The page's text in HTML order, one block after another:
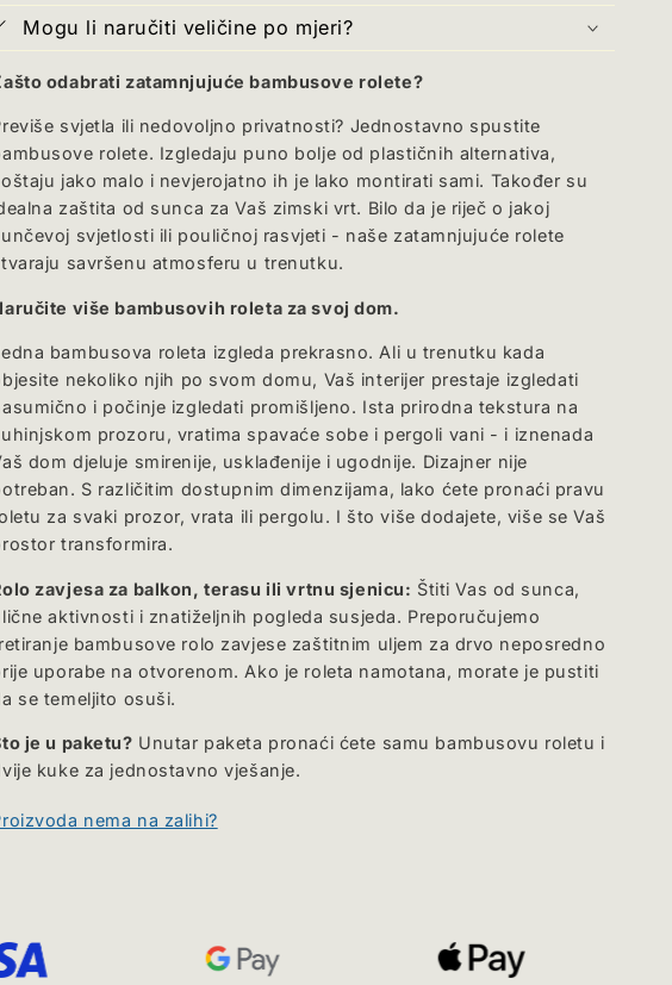
Mogu li naručiti veličine po mjeri?
odabrati zatamnjujuće bambusove rolete?
svjetla ili nedovoljno privatnosti? Jednostavno spustite
rolete. Izgledaju puno bolje od plastičnih alternativa,
jako malo i nevjerojatno ih je lako montirati sami. Također su
zaštita od sunca za Vaš zimski vrt. Bilo da je riječ o jakoj
svjetlosti ili pouličnoj rasvjeti - naše zatamnjujuće rolete
savršenu atmosferu u trenutku.
više bambusovih roleta za svoj dom.
bambusova roleta izgleda prekrasno. Ali u trenutku kada
nekoliko njih po svom domu, Vaš interijer prestaje izgledati
i počinje izgledati promišljeno. Ista prirodna tekstura na
prozoru, vratima spavaće sobe i pergoli vani - i iznenada
dom djeluje smirenije, usklađenije i ugodnije. Dizajner nije
S različitim dostupnim dimenzijama, lako ćete pronaći pravu
za svaki prozor, vrata ili pergolu. I što više dodajete, više se Vaš
transformira.
zavjesa za balkon, terasu ili vrtnu sjenicu: Štiti Vas od sunca,
aktivnosti i znatiželjnih pogleda susjeda. Preporučujemo
bambusove rolo zavjese zaštitnim uljem za drvo neposredno
uporabe na otvorenom. Ako je roleta namotana, morate je pustiti
se temeljito osuši.
je u paketu? Unutar paketa pronaći ćete samu bambusovu roletu i
kuke za jednostavno vješanje.
nema na zalihi?